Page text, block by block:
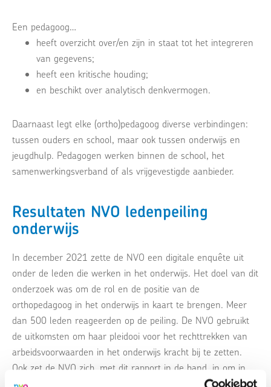
Een pedagoog…
heeft overzicht over/en zijn in staat tot het integreren
van gegevens;
heeft een kritische houding;
en beschikt over analytisch denkvermogen.
Daarnaast legt elke (ortho)pedagoog diverse verbindingen:
tussen ouders en school, maar ook tussen onderwijs en
jeugdhulp. Pedagogen werken binnen de school, het
samenwerkingsverband of als vrijgevestigde aanbieder.
Resultaten NVO ledenpeiling
onderwijs
In december 2021 zette de NVO een digitale enquête uit
onder de leden die werken in het onderwijs. Het doel van dit
onderzoek was om de rol en de positie van de
orthopedagoog in het onderwijs in kaart te brengen. Meer
dan 500 leden reageerden op de peiling. De NVO gebruikt
de uitkomsten om haar pleidooi voor het rechttrekken van
arbeidsvoorwaarden in het onderwijs kracht bij te zetten.
Ook zet de NVO zich, met dit rapport in de hand, in om in
onderwijscao’s middelen en mogelijkheden voor bij- en